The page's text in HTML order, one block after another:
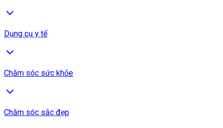
Dụng cụ y tế
Chăm sóc sức khỏe
Chăm sóc sắc đẹp